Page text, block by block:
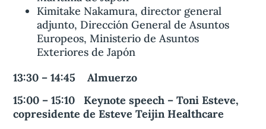
Kimitake Nakamura, director general
adjunto, Dirección General de Asuntos
Europeos, Ministerio de Asuntos
Exteriores de Japón
13:30 – 14:45 Almuerzo
15:00 – 15:10 Keynote speech – Toni Esteve,
copresidente de Esteve Teijin Healthcare